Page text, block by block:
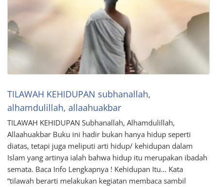
TILAWAH KEHIDUPAN subhanallah,
alhamdulillah, allaahuakbar
TILAWAH KEHIDUPAN Subhanallah, Alhamdulillah,
Allaahuakbar Buku ini hadir bukan hanya hidup seperti
diatas, tetapi juga meliputi arti hidup/ kehidupan dalam
Islam yang artinya ialah bahwa hidup itu merupakan ibadah
semata. Baca Info Lengkapnya ! Kehidupan Itu… Kata
“tilawah berarti melakukan kegiatan membaca sambil